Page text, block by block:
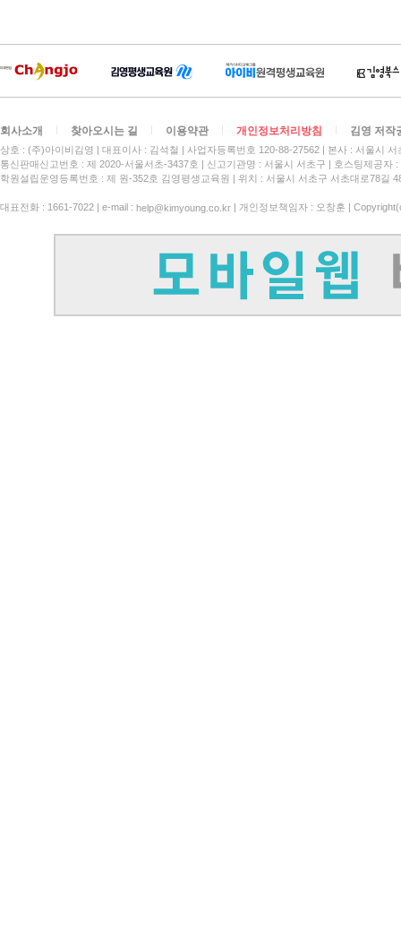
회사소개 찾아오시는 길 이용약관 개인정보처리방침 김영 저작
상호 : (주)아이비김영 대표이사 : 김석철 사업자등록번호 120-88-27562
본사 : 서울시
통신판매신고번호 : 제 2020-서울서초-3437호
신고기관명 : 서울시 서초구
호스팅제공자
학원설립운영등록번호 : 제 원-352호 김영평생교육원 | 위치 : 서울시 서초구 서초대로78길
대표전화 : 1661-7022 | e-mail : help@kimyoung.co.kr | 개인정보책임자 : 오창훈 |